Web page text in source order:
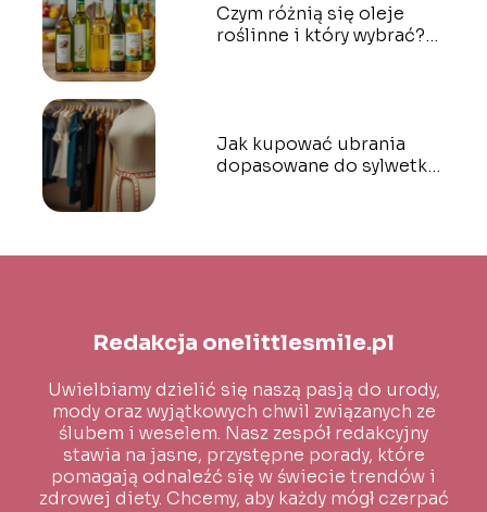
Czym różnią się oleje
roślinne i który wybrać?
Jak kupować ubrania
dopasowane do sylwetki?
Redakcja onelittlesmile.pl
Uwielbiamy dzielić się naszą pasją do urody,
mody oraz wyjątkowych chwil związanych ze
ślubem i weselem. Nasz zespół redakcyjny
stawia na jasne, przystępne porady, które
pomagają odnaleźć się w świecie trendów i
zdrowej diety. Chcemy, aby każdy mógł czerpać